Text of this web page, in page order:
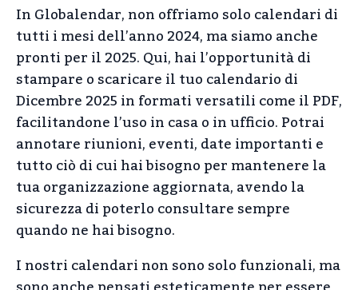
In Globalendar, non offriamo solo calendari di
tutti i mesi dell’anno 2024, ma siamo anche
pronti per il 2025. Qui, hai l’opportunità di
stampare o scaricare il tuo calendario di
Dicembre 2025 in formati versatili come il PDF,
facilitandone l’uso in casa o in ufficio. Potrai
annotare riunioni, eventi, date importanti e
tutto ciò di cui hai bisogno per mantenere la
tua organizzazione aggiornata, avendo la
sicurezza di poterlo consultare sempre
quando ne hai bisogno.
I nostri calendari non sono solo funzionali, ma